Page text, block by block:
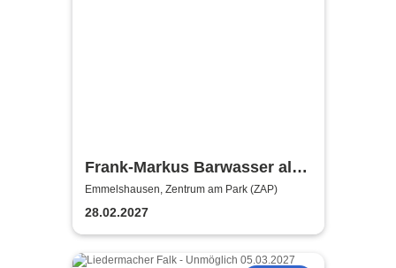
Frank-Markus Barwasser als
Erwin Pelzig - Wer wir werden
Emmelshausen, Zentrum am Park (ZAP)
28.02.2027